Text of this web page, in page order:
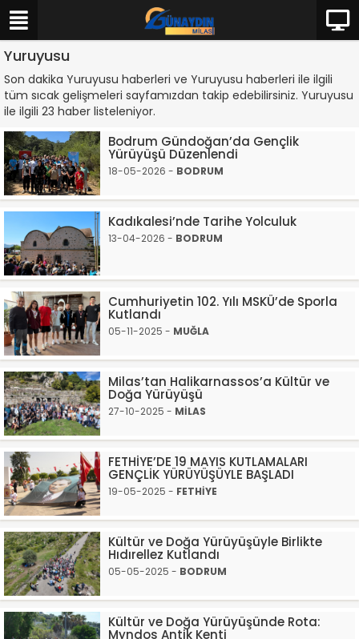
Yuruyusu
Son dakika Yuruyusu haberleri ve Yuruyusu haberleri ile ilgili
tüm sıcak gelişmeleri sayfamızdan takip edebilirsiniz. Yuruyusu
ile ilgili 23 haber listeleniyor.
Bodrum Gündoğan’da Gençlik
Yürüyüşü Düzenlendi
18-05-2026 - BODRUM
Kadıkalesi’nde Tarihe Yolculuk
13-04-2026 - BODRUM
Cumhuriyetin 102. Yılı MSKÜ’de Sporla
Kutlandı
05-11-2025 - MUĞLA
Milas’tan Halikarnassos’a Kültür ve
Doğa Yürüyüşü
27-10-2025 - MİLAS
FETHİYE’DE 19 MAYIS KUTLAMALARI
GENÇLİK YÜRÜYÜŞÜYLE BAŞLADI
19-05-2025 - FETHİYE
Kültür ve Doğa Yürüyüşüyle Birlikte
Hıdırellez Kutlandı
05-05-2025 - BODRUM
Kültür ve Doğa Yürüyüşünde Rota:
Myndos Antik Kenti